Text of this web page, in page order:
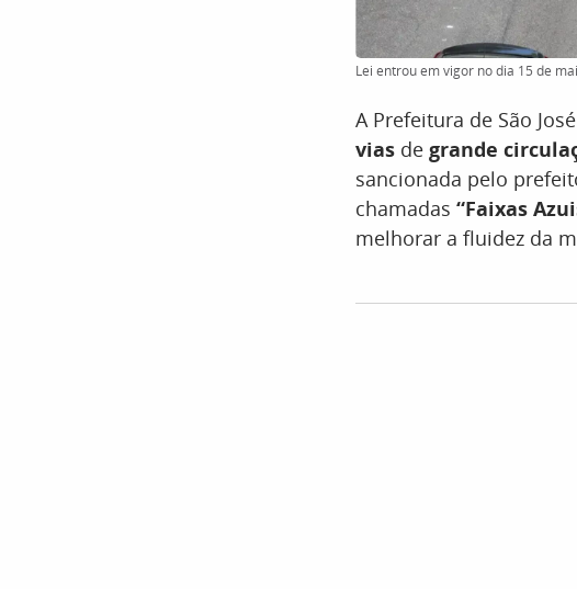
Lei entrou em vigor no dia 15 de
A Prefeitura de São
vias de grande
sancionada pelo
chamadas “Faixas
melhorar a fluidez da